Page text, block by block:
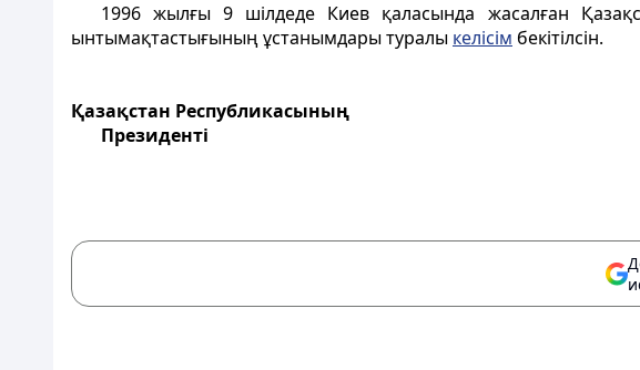
1996 жылғы 9 шілдеде Киев қаласында жасалған
ынтымақтастығының ұстанымдары туралы келісім бекітілсін.
Қазақстан Республикасының
Президенті